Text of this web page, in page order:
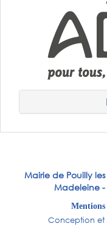
Mairie de Pouilly
Madeleine -
Mentions
Conception et